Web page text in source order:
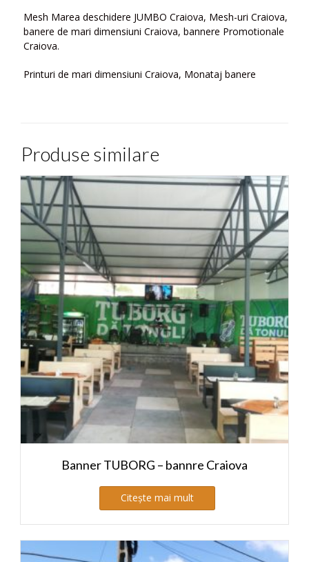
Mesh Marea deschidere JUMBO Craiova, Mesh-uri Craiova,
banere de mari dimensiuni Craiova, bannere Promotionale
Craiova.
Printuri de mari dimensiuni Craiova, Monataj banere
Produse similare
Banner TUBORG – bannre Craiova
Citește mai mult